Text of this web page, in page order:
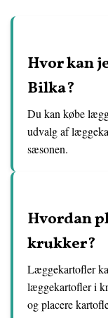
Hvor kan
Bilka?
Du kan købe
udvalg af
sæsonen.
Hvordan
krukker?
Læggekartofler
læggekartofler i
og placere